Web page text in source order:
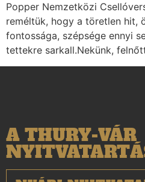
Popper Nemzetközi
reméltük, hogy a töretlen hit,
fontossága, szépsége ennyi
tettekre sarkall.Nekünk,
A THURY-VÁR